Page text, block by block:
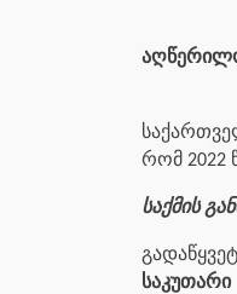
რომ 2022
საქმის